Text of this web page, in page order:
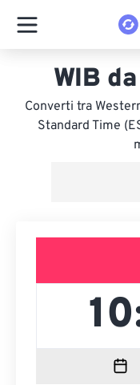
WIB
Converti tra
Standard Time